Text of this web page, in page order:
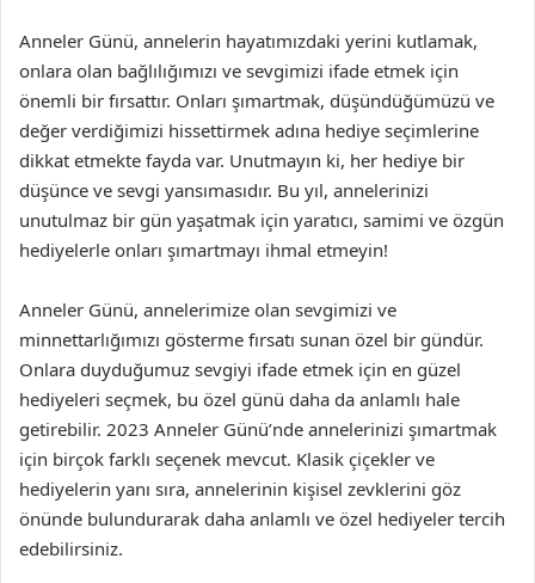
Anneler Günü, annelerin hayatımızdaki yerini kutlamak,
onlara olan bağlılığımızı ve sevgimizi ifade etmek için
önemli bir fırsattır. Onları şımartmak, düşündüğümüzü ve
değer verdiğimizi hissettirmek adına hediye seçimlerine
dikkat etmekte fayda var. Unutmayın ki, her hediye bir
düşünce ve sevgi yansımasıdır. Bu yıl, annelerinizi
unutulmaz bir gün yaşatmak için yaratıcı, samimi ve özgün
hediyelerle onları şımartmayı ihmal etmeyin!
Anneler Günü, annelerimize olan sevgimizi ve
minnettarlığımızı gösterme fırsatı sunan özel bir gündür.
Onlara duyduğumuz sevgiyi ifade etmek için en güzel
hediyeleri seçmek, bu özel günü daha da anlamlı hale
getirebilir. 2023 Anneler Günü’nde annelerinizi şımartmak
için birçok farklı seçenek mevcut. Klasik çiçekler ve
hediyelerin yanı sıra, annelerinin kişisel zevklerini göz
önünde bulundurarak daha anlamlı ve özel hediyeler tercih
edebilirsiniz.